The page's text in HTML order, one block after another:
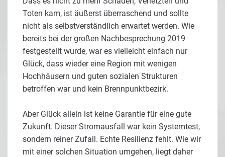
Toten kam, ist äußerst überraschend und sollte
nicht als selbstverständlich erwartet werden. Wie
bereits bei der großen Nachbesprechung 2019
festgestellt wurde, war es vielleicht einfach nur
Glück, dass wieder eine Region mit wenigen
Hochhäusern und guten sozialen Strukturen
betroffen war und kein Brennpunktbezirk.
Aber Glück allein ist keine Garantie für eine gute
Zukunft. Dieser Stromausfall war kein Systemtest,
sondern reiner Zufall. Echte Resilienz fehlt. Wie wir
mit einer solchen Situation umgehen, liegt daher